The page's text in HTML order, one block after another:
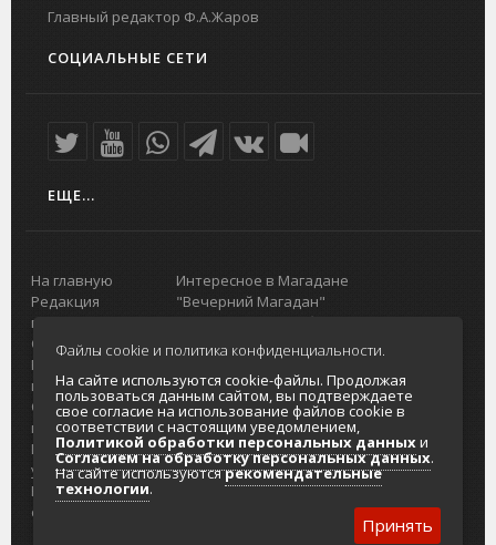
Главный редактор Ф.А.Жаров
СОЦИАЛЬНЫЕ СЕТИ
ЕЩЕ...
На главную
Редакция
портала
О проекте
Реклама на
портале
Отзывы и
предложения
Интернет-
услуги
Разработка
сайтов
Интересное в Магадане
"Вечерний Магадан"
Городская доска объявлений
Реклама
Главный туристический портал
Колымы
Политика в отношении обработки
персональных данных
Согласие на обработку персональных
данных
Файлы cookie и политика конфиденциальности.
На сайте используются cookie-файлы. Продолжая
пользоваться данным сайтом, вы подтверждаете
свое согласие на использование файлов cookie в
соответствии с настоящим уведомлением,
Политикой обработки персональных данныхи
Согласием на обработку персональных данных.
На сайте используютсярекомендательные
технологии.
Принять